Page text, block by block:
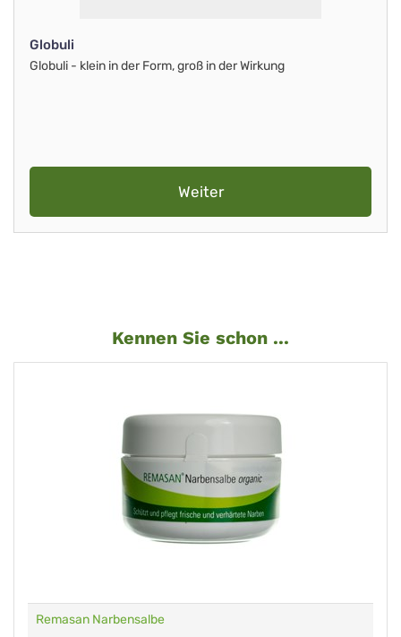
Globuli
Globuli - klein in der Form, groß in der Wirkung
Weiter
Kennen Sie schon ...
Remasan Narbensalbe